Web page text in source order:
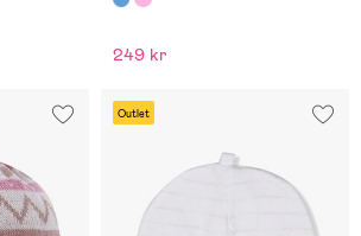
249 kr
Outlet